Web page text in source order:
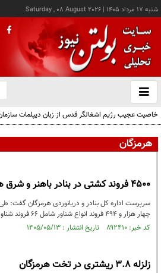
شنبه ۱۷ مرداد ۱۴۰۵ |
Saturday , 08 August 2026
باز
و
خاصیت عجیب رژیم اشغالگر قدس از زبان دیپلمات
هرمزگان
۴۵۰۰ فروند کشتی در بنادر باهنر و شرق هرمزگان پهلو گرفتند
سرپرست اداره کل بنادر و دریانوردی هرمزگان
چهار هزار و ۴۹۴ فروند انواع شناور شامل ۶۶ فروند شناور بالای هزار تن و ....
کد خبر: ۸۹۲۴۱۰ تاریخ انتشار : ۱۴۰۵/۰۵/۱۳
زلزله ۳.۸ ریشتری در تخت هرمزگان